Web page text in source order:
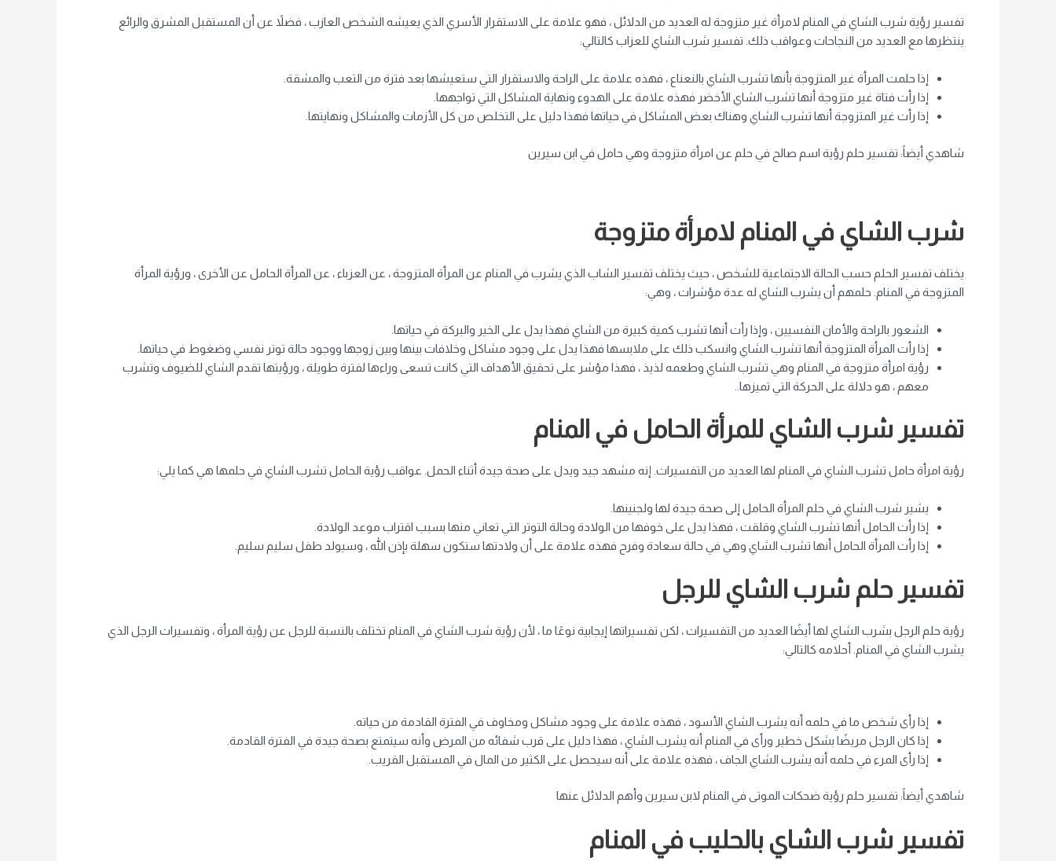
تفسير رؤية شرب الشاي في المنام لامرأة غير متزوجة له ​​العديد من الدلائل ، فهو علامة على الاستقرار الأسري الذي يعيشه الشخص العازب ، فضلاً عن أن المستقبل المشرق والرائع
ينتظرها مع العديد من النجاحات وعواقب ذلك. تفسير شرب الشاي للعزاب كالتالي:
إذا حلمت المرأة غير المتزوجة بأنها تشرب الشاي بالنعناع ، فهذه علامة على الراحة والاستقرار التي ستعيشها بعد فترة من التعب والمشقة.
إذا رأت فتاة غير متزوجة أنها تشرب الشاي الأخضر فهذه علامة على الهدوء ونهاية المشاكل التي تواجهها.
إذا رأت غير المتزوجة أنها تشرب الشاي وهناك بعض المشاكل في حياتها فهذا دليل على التخلص من كل الأزمات والمشاكل ونهايتها.
شاهدي أيضاً: تفسير حلم رؤية اسم صالح في حلم عن امرأة متزوجة وهي حامل في ابن سيرين
شرب الشاي في المنام لامرأة متزوجة
يختلف تفسير الحلم حسب الحالة الاجتماعية للشخص ، حيث يختلف تفسير الشاب الذي يشرب في المنام عن المرأة المتزوجة ، عن العزباء ، عن المرأة الحامل عن الأخرى ، ورؤية المرأة
المتزوجة في المنام. حلمهم أن يشرب الشاي له عدة مؤشرات ، وهي:
الشعور بالراحة والأمان النفسيين ، وإذا رأت أنها تشرب كمية كبيرة من الشاي فهذا يدل على الخير والبركة في حياتها.
إذا رأت المرأة المتزوجة أنها تشرب الشاي وانسكب ذلك على ملابسها فهذا يدل على وجود مشاكل وخلافات بينها وبين زوجها ووجود حالة توتر نفسي وضغوط في حياتها.
رؤية امرأة متزوجة في المنام وهي تشرب الشاي وطعمه لذيذ ، فهذا مؤشر على تحقيق الأهداف التي كانت تسعى وراءها لفترة طويلة ، ورؤيتها تقدم الشاي للضيوف وتشرب
معهم ، هو دلالة على الحركة التي تميزها.
تفسير شرب الشاي للمرأة الحامل في المنام
رؤية امرأة حامل تشرب الشاي في المنام لها العديد من التفسيرات. إنه مشهد جيد ويدل على صحة جيدة أثناء الحمل. عواقب رؤية الحامل تشرب الشاي في حلمها هي كما يلي:
يشير شرب الشاي في حلم المرأة الحامل إلى صحة جيدة لها ولجنينها.
إذا رأت الحامل أنها تشرب الشاي وقلقت ، فهذا يدل على خوفها من الولادة وحالة التوتر التي تعاني منها بسبب اقتراب موعد الولادة.
إذا رأت المرأة الحامل أنها تشرب الشاي وهي في حالة سعادة وفرح فهذه علامة على أن ولادتها ستكون سهلة بإذن الله ، وسيولد طفل سليم سليم.
تفسير حلم شرب الشاي للرجل
رؤية حلم الرجل بشرب الشاي لها أيضًا العديد من التفسيرات ، لكن تفسيراتها إيجابية نوعًا ما ، لأن رؤية شرب الشاي في المنام تختلف بالنسبة للرجل عن رؤية المرأة ، وتفسيرات الرجل الذي
يشرب الشاي في المنام. أحلامه كالتالي:
إذا رأى شخص ما في حلمه أنه يشرب الشاي الأسود ، فهذه علامة على وجود مشاكل ومخاوف في الفترة القادمة من حياته.
إذا كان الرجل مريضًا بشكل خطير ورأى في المنام أنه يشرب الشاي ، فهذا دليل على قرب شفائه من المرض وأنه سيتمتع بصحة جيدة في الفترة القادمة.
إذا رأى المرء في حلمه أنه يشرب الشاي الجاف ، فهذه علامة على أنه سيحصل على الكثير من المال في المستقبل القريب.
شاهدي أيضاً: تفسير حلم رؤية ضحكات الموتى في المنام لابن سيرين وأهم الدلائل عنها
تفسير شرب الشاي بالحليب في المنام